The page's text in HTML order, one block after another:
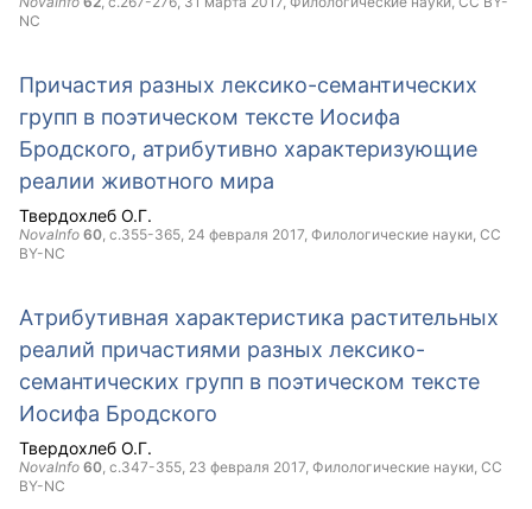
NC
Причастия разных лексико-семантических
групп в поэтическом тексте Иосифа
Бродского, атрибутивно характеризующие
реалии животного мира
Твердохлеб О.Г.
NovaInfo 60, с.355-365, 24 февраля 2017, Филологические науки, CC
BY-NC
Атрибутивная характеристика растительных
реалий причастиями разных лексико-
семантических групп в поэтическом тексте
Иосифа Бродского
Твердохлеб О.Г.
NovaInfo 60, с.347-355, 23 февраля 2017, Филологические науки, CC
BY-NC